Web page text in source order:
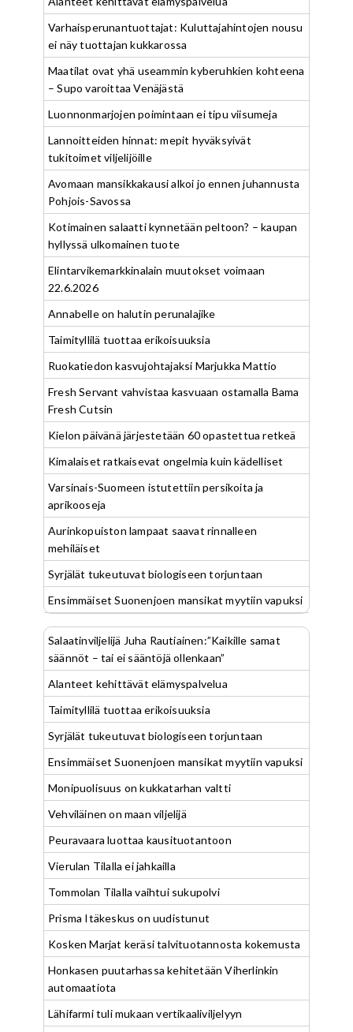
Varhaisperunantuottajat: Kuluttajahintojen nousu
ei näy tuottajan kukkarossa
Maatilat ovat yhä useammin kyberuhkien kohteena
– Supo varoittaa Venäjästä
Luonnonmarjojen poimintaan ei tipu viisumeja
Lannoitteiden hinnat: mepit hyväksyivät
tukitoimet viljelijöille
Avomaan mansikkakausi alkoi jo ennen juhannusta
Pohjois-Savossa
Kotimainen salaatti kynnetään peltoon? – kaupan
hyllyssä ulkomainen tuote
Elintarvikemarkkinalain muutokset voimaan
22.6.2026
Annabelle on halutin perunalajike
Taimityllilä tuottaa erikoisuuksia
Ruokatiedon kasvujohtajaksi Marjukka Mattio
Fresh Servant vahvistaa kasvuaan ostamalla Bama
Fresh Cutsin
Kielon päivänä järjestetään 60 opastettua retkeä
Kimalaiset ratkaisevat ongelmia kuin kädelliset
Varsinais-Suomeen istutettiin persikoita ja
aprikooseja
Aurinkopuiston lampaat saavat rinnalleen
mehiläiset
Syrjälät tukeutuvat biologiseen torjuntaan
Ensimmäiset Suonenjoen mansikat myytiin vapuksi
Salaatinviljelijä Juha Rautiainen:”Kaikille samat
säännöt – tai ei sääntöjä ollenkaan”
Alanteet kehittävät elämyspalvelua
Taimityllilä tuottaa erikoisuuksia
Syrjälät tukeutuvat biologiseen torjuntaan
Ensimmäiset Suonenjoen mansikat myytiin vapuksi
Monipuolisuus on kukkatarhan valtti
Vehviläinen on maan viljelijä
Peuravaara luottaa kausituotantoon
Vierulan Tilalla ei jahkailla
Tommolan Tilalla vaihtui sukupolvi
Prisma Itäkeskus on uudistunut
Kosken Marjat keräsi talvituotannosta kokemusta
Honkasen puutarhassa kehitetään Viherlinkin
automaatiota
Lähifarmi tuli mukaan vertikaaliviljelyyn